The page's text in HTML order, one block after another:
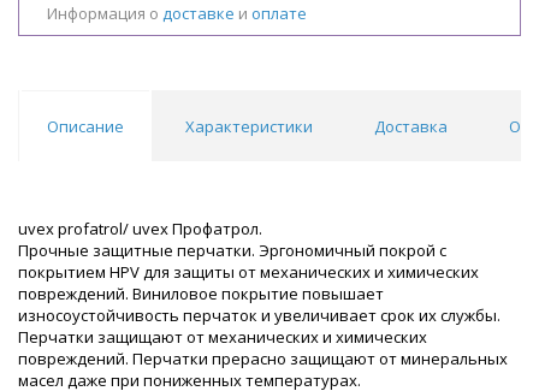
Информация о доставке и оплате
Описание Характеристики Доставка
uvex profatrol/ uvex Профатрол.
Прочные защитные перчатки. Эргономичный покрой с
покрытием HPV для защиты от механических и химических
повреждений. Виниловое покрытие повышает
износоустойчивость перчаток и увеличивает срок их службы.
Перчатки защищают от механических и химических
повреждений. Перчатки прерасно защищают от минеральных
масел даже при пониженных температурах.